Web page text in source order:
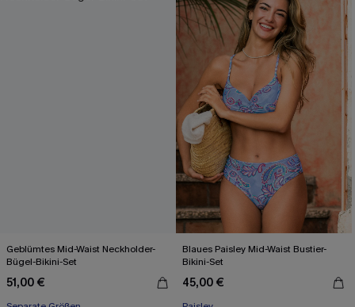
Geblümtes Mid-Waist Neckholder-
Bügel-Bikini-Set
51,00 €
Blaues Paisley Mid-Waist Bustier-
Bikini-Set
45,00 €